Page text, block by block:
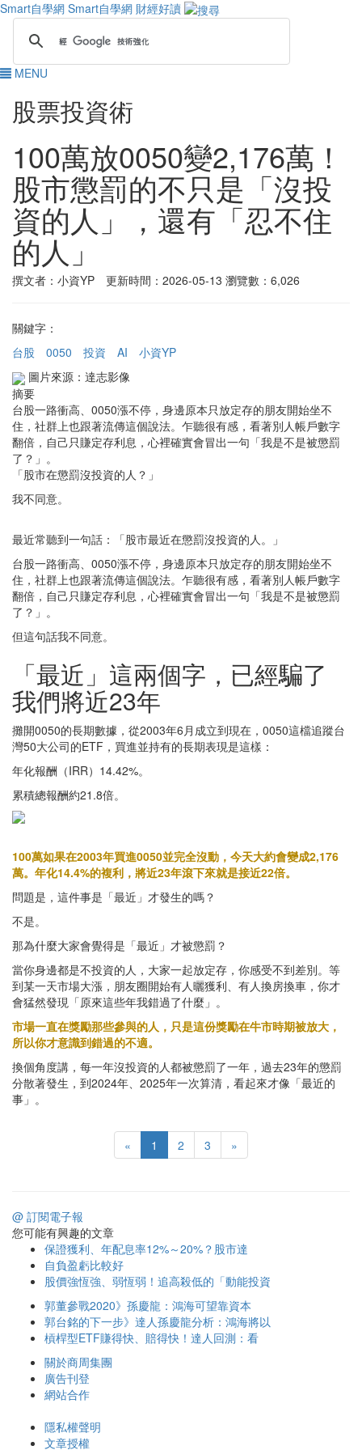
Smart自學網 Smart自學網 財經好讀
MENU
股票投資術
100萬放0050變2,176萬！
股市懲罰的不只是「沒投
資的人」，還有「忍不住
的人」
撰文者：小資YP 更新時間：2026-05-13 瀏覽數：6,026
關鍵字：
台股
0050 投資 AI
小資YP
圖片來源：達志影像
摘要
台股一路衝高、0050漲不停，身邊原本只放定存的朋友開始坐不
住，社群上也跟著流傳這個說法。乍聽很有感，看著別人帳戶數字
翻倍，自己只賺定存利息，心裡確實會冒出一句「我是不是被懲罰
了？」。
「股市在懲罰沒投資的人？」
我不同意。
最近常聽到一句話：「股市最近在懲罰沒投資的人。」
台股一路衝高、0050漲不停，身邊原本只放定存的朋友開始坐不
住，社群上也跟著流傳這個說法。乍聽很有感，看著別人帳戶數字
翻倍，自己只賺定存利息，心裡確實會冒出一句「我是不是被懲罰
了？」。
但這句話我不同意。
「最近」這兩個字，已經騙了
我們將近23年
攤開0050的長期數據，從2003年6月成立到現在，0050這檔追蹤台
灣50大公司的ETF，買進並持有的長期表現是這樣：
年化報酬（IRR）14.42%。
累積總報酬約21.8倍。
100萬如果在2003年買進0050並完全沒動，今天大約會變成2,176
萬。年化14.4%的複利，將近23年滾下來就是接近22倍。
問題是，這件事是「最近」才發生的嗎？
不是。
那為什麼大家會覺得是「最近」才被懲罰？
當你身邊都是不投資的人，大家一起放定存，你感受不到差別。等
到某一天市場大漲，朋友圈開始有人曬獲利、有人換房換車，你才
會猛然發現「原來這些年我錯過了什麼」。
市場一直在獎勵那些參與的人，只是這份獎勵在牛市時期被放大，
所以你才意識到錯過的不適。
換個角度講，每一年沒投資的人都被懲罰了一年，過去23年的懲罰
分散著發生，到2024年、2025年一次算清，看起來才像「最近的
事」。
« 1 2 3 »
@ 訂閱電子報
您可能有興趣的文章
保證獲利、年配息率12%～20%？股市達
自負盈虧比較好
股價強恆強、弱恆弱！追高殺低的「動能投資
郭董參戰2020》孫慶龍：鴻海可望靠資本
郭台銘的下一步》達人孫慶龍分析：鴻海將以
槓桿型ETF賺得快、賠得快！達人回測：看
關於商周集團
廣告刊登
網站合作
隱私權聲明
文章授權